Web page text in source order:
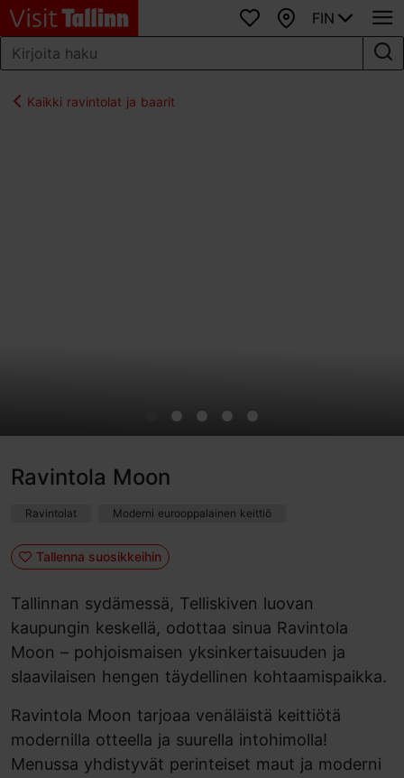
SuosikitKartta
FIN
Kaikki ravintolat ja baarit
Ravintola Moon
Ravintolat Moderni eurooppalainen keittiö
Tallenna suosikkeihin
Tallinnan sydämessä, Telliskiven luovan
kaupungin keskellä, odottaa sinua Ravintola
Moon – pohjoismaisen yksinkertaisuuden ja
slaavilaisen hengen täydellinen kohtaamispaikka.
Ravintola Moon tarjoaa venäläistä keittiötä
modernilla otteella ja suurella intohimolla!
Menussa yhdistyvät perinteiset maut ja moderni